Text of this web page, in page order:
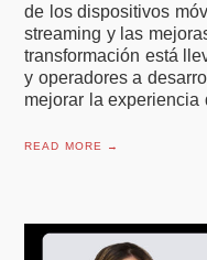
de los dispositivos
streaming y las
transformación está
y operadores a
mejorar la
READ MORE →